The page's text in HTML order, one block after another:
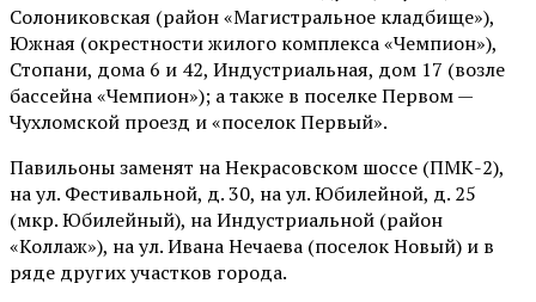
Солониковская (район «Магистральное кладбище»),
Южная (окрестности жилого комплекса «Чемпион»),
Стопани, дома 6 и 42, Индустриальная, дом 17 (возле
бассейна «Чемпион»); а также в поселке Первом —
Чухломской проезд и «поселок Первый».
Павильоны заменят на Некрасовском шоссе (ПМК-2),
на ул. Фестивальной, д. 30, на ул. Юбилейной, д. 25
(мкр. Юбилейный), на Индустриальной (район
«Коллаж»), на ул. Ивана Нечаева (поселок Новый) и в
ряде других участков города.